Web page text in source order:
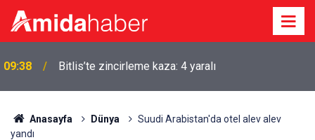
09:38 Bitlis’te zincirleme kaza: 4 yaralı
Anasayfa Dünya
Suudi Arabistan'da otel alev alev
yandı